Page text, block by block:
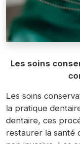
Les soins
Les soins
la pratique
dentaire, ces
restaurer la santé